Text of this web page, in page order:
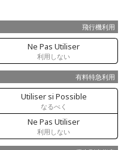
飛行機利用
Ne Pas Utiliser
利用しない
有料特急利用
Utiliser si Possible
なるべく
Ne Pas Utiliser
利用しない